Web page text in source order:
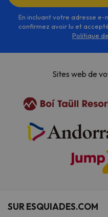
En incluant votre adresse
confirmez avoir lu et
Politique
Sites web de
SUR ESQUIADES.COM